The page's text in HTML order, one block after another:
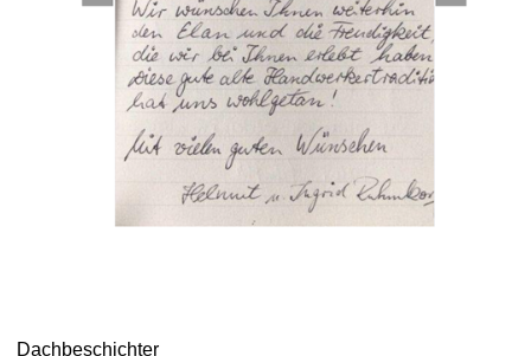
Dachbeschichter